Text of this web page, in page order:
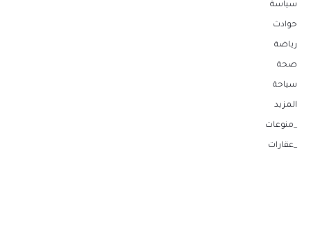
سياسة
حوادث
رياضة
صحة
سياحة
المزيد
_منوعات
_عقارات